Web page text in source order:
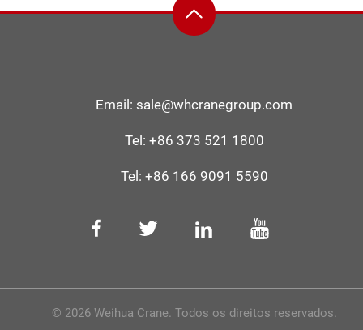
Email: sale@whcranegroup.com
Tel: +86 373 521 1800
Tel: +86 166 9091 5590
© 2026 Weihua Crane. Todos os direitos reservados.